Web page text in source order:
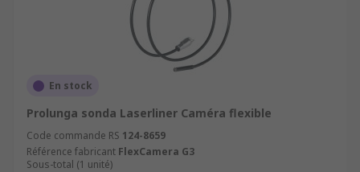
En stock
Prolunga sonda Laserliner Caméra flexible
Code commande RS 124-8659
Référence fabricant FlexCamera G3
Sous-total (1 unité)